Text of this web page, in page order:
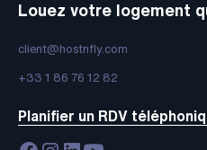
Louez votre logement
client@hostnfly.com
+33 1 86 76 12 82
Planifier un RDV